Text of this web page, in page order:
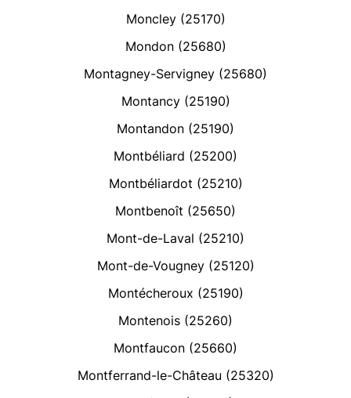
Moncley (25170)
Mondon (25680)
Montagney-Servigney (25680)
Montancy (25190)
Montandon (25190)
Montbéliard (25200)
Montbéliardot (25210)
Montbenoît (25650)
Mont-de-Laval (25210)
Mont-de-Vougney (25120)
Montécheroux (25190)
Montenois (25260)
Montfaucon (25660)
Montferrand-le-Château (25320)